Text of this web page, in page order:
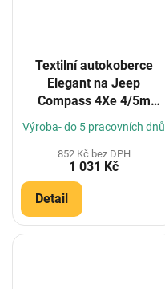
Textilní autokoberce
Elegant na Jeep
Compass 4Xe 4/5m
Výroba- do 5 pracovních dnů
852 Kč bez DPH
1 031 Kč
Detail